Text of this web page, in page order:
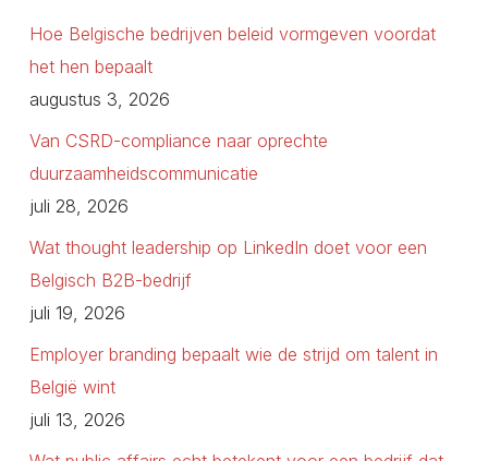
Hoe Belgische bedrijven beleid vormgeven voordat
het hen bepaalt
augustus 3, 2026
Van CSRD-compliance naar oprechte
duurzaamheidscommunicatie
juli 28, 2026
Wat thought leadership op LinkedIn doet voor een
Belgisch B2B-bedrijf
juli 19, 2026
Employer branding bepaalt wie de strijd om talent in
België wint
juli 13, 2026